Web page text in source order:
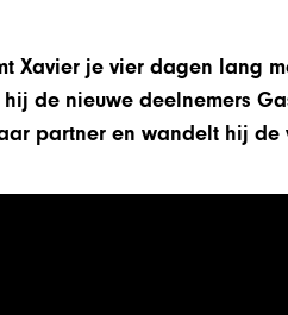
Xavier je vier dagen lang
de nieuwe deelnemers
partner en wandelt hij de